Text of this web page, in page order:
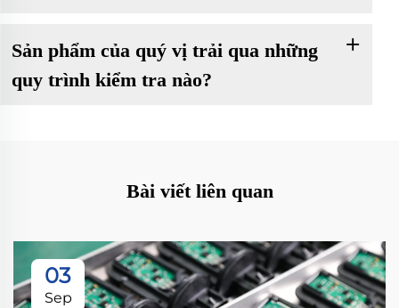
Sản phẩm của quý vị trải qua những
quy trình kiểm tra nào?
Bài viết liên quan
03
Sep